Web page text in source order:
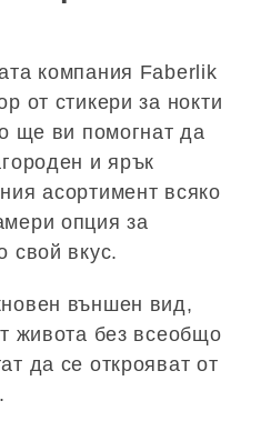
компания Faberlik
от стикери за нокти
ще ви помогнат да
и ярък
асортимент всяко
опция за
свой вкус.
външен вид,
живота без всеобщо
да се открояват от